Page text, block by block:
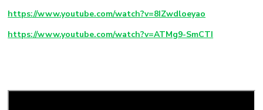
https://www.youtube.com/watch?v=8IZwdloeyao
https://www.youtube.com/watch?v=ATMg9-SmCTI